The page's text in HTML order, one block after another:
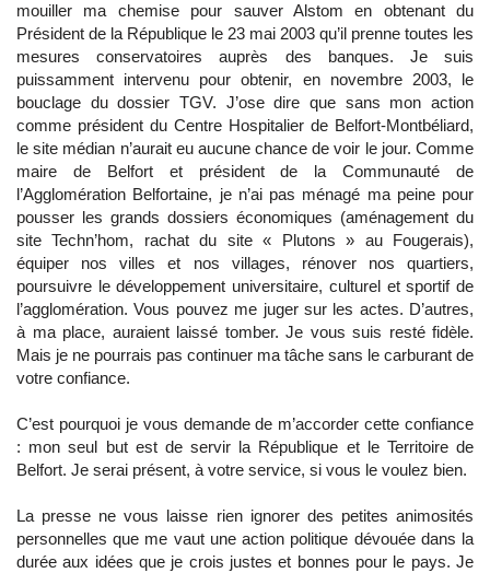
mouiller ma chemise pour sauver Alstom en obtenant du
Président de la République le 23 mai 2003 qu’il prenne toutes les
mesures conservatoires auprès des banques. Je suis
puissamment intervenu pour obtenir, en novembre 2003, le
bouclage du dossier TGV. J’ose dire que sans mon action
comme président du Centre Hospitalier de Belfort-Montbéliard,
le site médian n’aurait eu aucune chance de voir le jour. Comme
maire de Belfort et président de la Communauté de
l’Agglomération Belfortaine, je n’ai pas ménagé ma peine pour
pousser les grands dossiers économiques (aménagement du
site Techn’hom, rachat du site « Plutons » au Fougerais),
équiper nos villes et nos villages, rénover nos quartiers,
poursuivre le développement universitaire, culturel et sportif de
l’agglomération. Vous pouvez me juger sur les actes. D’autres,
à ma place, auraient laissé tomber. Je vous suis resté fidèle.
Mais je ne pourrais pas continuer ma tâche sans le carburant de
votre confiance.
C’est pourquoi je vous demande de m’accorder cette confiance
: mon seul but est de servir la République et le Territoire de
Belfort. Je serai présent, à votre service, si vous le voulez bien.
La presse ne vous laisse rien ignorer des petites animosités
personnelles que me vaut une action politique dévouée dans la
durée aux idées que je crois justes et bonnes pour le pays. Je